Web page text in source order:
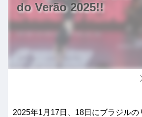
do Verão 2025!!
2025年1月17日、18日にブラジルの